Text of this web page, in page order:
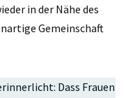
in der Nähe des
Gemeinschaft
Dass Frauen